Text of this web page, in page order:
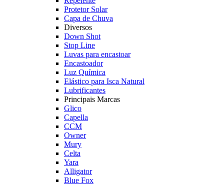
Protetor Solar
Capa de Chuva
Diversos
Down Shot
Stop Line
Luvas para encastoar
Encastoador
Luz Química
Elástico para Isca Natural
Lubrificantes
Principais Marcas
Glico
Capella
CCM
Owner
Mury
Celta
Yara
Alligator
Blue Fox